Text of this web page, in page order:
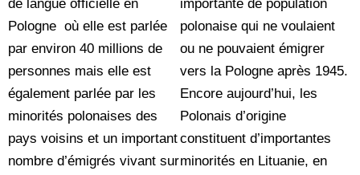
de langue officielle en
Pologne où elle est parlée
par environ 40 millions de
personnes mais elle est
également parlée par les
minorités polonaises des
pays voisins et un important
nombre d’émigrés vivant sur
importante de population
polonaise qui ne voulaient
ou ne pouvaient émigrer
vers la Pologne après 1945.
Encore aujourd’hui, les
Polonais d’origine
constituent d’importantes
minorités en Lituanie, en